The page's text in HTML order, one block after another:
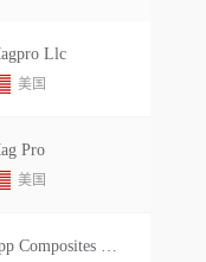
Llc
美国
Pro
美国
Epp Composites Private Limited